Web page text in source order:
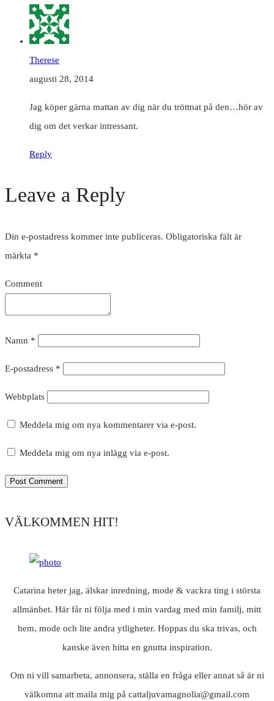
Therese
augusti 28, 2014
Jag köper gärna mattan av dig när du tröttnat på den…hör av
dig om det verkar intressant.
Reply
Leave a Reply
Din e-postadress kommer inte publiceras. Obligatoriska fält är
märkta *
Comment
Namn *
E-postadress *
Webbplats
Meddela mig om nya kommentarer via e-post.
Meddela mig om nya inlägg via e-post.
VÄLKOMMEN HIT!
Catarina heter jag, älskar inredning, mode & vackra ting i största
allmänhet. Här får ni följa med i min vardag med min familj, mitt
hem, mode och lite andra ytligheter. Hoppas du ska trivas, och
kanske även hitta en gnutta inspiration.
Om ni vill samarbeta, annonsera, ställa en fråga eller annat så är ni
välkomna att maila mig på cattaljuvamagnolia@gmail.com